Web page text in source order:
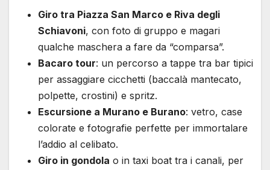
Giro tra Piazza San Marco e Riva degli
Schiavoni, con foto di gruppo e magari
qualche maschera a fare da “comparsa”.
Bacaro tour: un percorso a tappe tra bar tipici
per assaggiare cicchetti (baccalà mantecato,
polpette, crostini) e spritz.
Escursione a Murano e Burano: vetro, case
colorate e fotografie perfette per immortalare
l’addio al celibato.
Giro in gondola o in taxi boat tra i canali, per